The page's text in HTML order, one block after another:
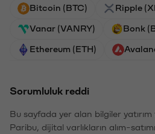
Bitcoin (BTC) Ripple
Vanar (VANRY) Bonk
Ethereum (ETH)
Sorumluluk reddi
Bu sayfada yer alan bilgiler yatırım
Paribu, dijital varlıkların alım-